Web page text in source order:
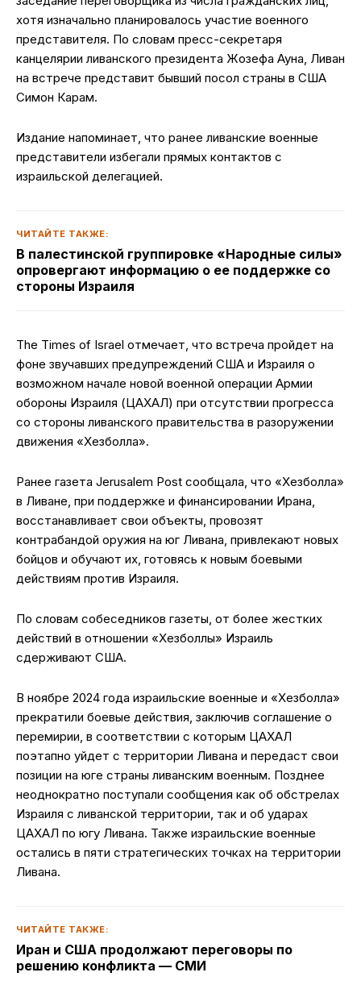
хотя изначально планировалось участие военного
представителя. По словам пресс-секретаря
канцелярии ливанского президента Жозефа Ауна, Ливан
на встрече представит бывший посол страны в США
Симон Карам.
Издание напоминает, что ранее ливанские военные
представители избегали прямых контактов с
израильской делегацией.
ЧИТАЙТЕ ТАКЖЕ:
В палестинской группировке «Народные силы»
опровергают информацию о ее поддержке со
стороны Израиля
The Times of Israel отмечает, что встреча пройдет на
фоне звучавших предупреждений США и Израиля о
возможном начале новой военной операции Армии
обороны Израиля (ЦАХАЛ) при отсутствии прогресса
со стороны ливанского правительства в разоружении
движения «Хезболла».
Ранее газета Jerusalem Post сообщала, что «Хезболла»
в Ливане, при поддержке и финансировании Ирана,
восстанавливает свои объекты, провозят
контрабандой оружия на юг Ливана, привлекают новых
бойцов и обучают их, готовясь к новым боевыми
действиям против Израиля.
По словам собеседников газеты, от более жестких
действий в отношении «Хезболлы» Израиль
сдерживают США.
В ноябре 2024 года израильские военные и «Хезболла»
прекратили боевые действия, заключив соглашение о
перемирии, в соответствии с которым ЦАХАЛ
поэтапно уйдет с территории Ливана и передаст свои
позиции на юге страны ливанским военным. Позднее
неоднократно поступали сообщения как об обстрелах
Израиля с ливанской территории, так и об ударах
ЦАХАЛ по югу Ливана. Также израильские военные
остались в пяти стратегических точках на территории
Ливана.
ЧИТАЙТЕ ТАКЖЕ:
Иран и США продолжают переговоры по
решению конфликта — СМИ